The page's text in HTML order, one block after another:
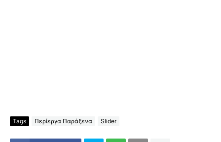
Tags Περίεργα Παράξενα Slider